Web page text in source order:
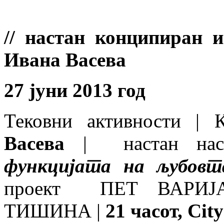
// настан конципиран
Ивана Васева
27 јуни 2013 год
Тековни активности |
Васева | настан
функцијата на
проект ПЕТ
ТИШИНА | 21 часот,